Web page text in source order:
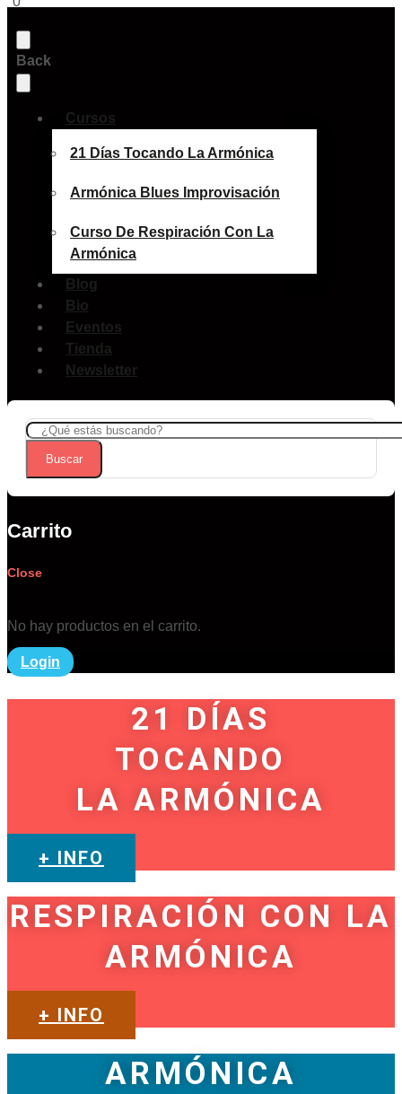
Back
Cursos
21 Días Tocando La Armónica
Armónica Blues Improvisación
Curso De Respiración Con La
Armónica
Blog
Bio
Eventos
Tienda
Newsletter
Buscar
Carrito
Close
No hay productos en el carrito.
Login
21 DÍAS
TOCANDO
LA ARMÓNICA
+ INFO
RESPIRACIÓN CON LA
ARMÓNICA
+ INFO
ARMÓNICA